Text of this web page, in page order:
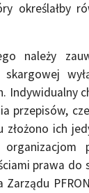
określałby
należy
Indywidualny
przepisów,
ich
prawa